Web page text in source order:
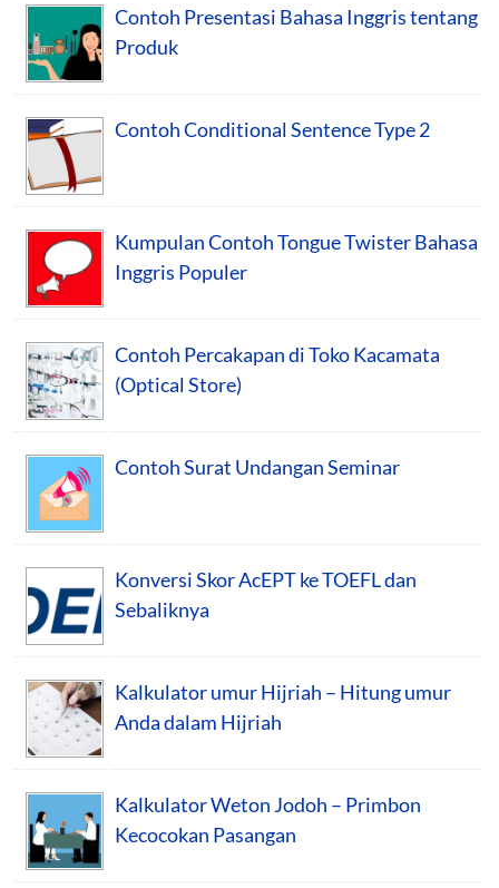
Contoh Presentasi Bahasa Inggris tentang
Produk
Contoh Conditional Sentence Type 2
Kumpulan Contoh Tongue Twister Bahasa
Inggris Populer
Contoh Percakapan di Toko Kacamata
(Optical Store)
Contoh Surat Undangan Seminar
Konversi Skor AcEPT ke TOEFL dan
Sebaliknya
Kalkulator umur Hijriah – Hitung umur
Anda dalam Hijriah
Kalkulator Weton Jodoh – Primbon
Kecocokan Pasangan